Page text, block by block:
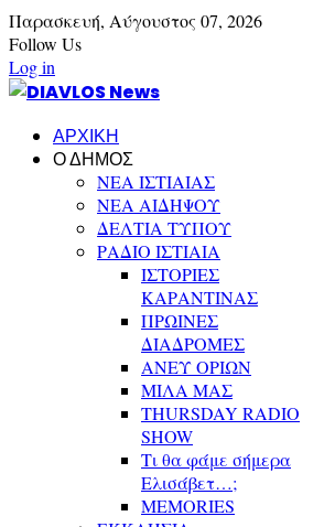
Παρασκευή, Αύγουστος 07, 2026
Follow Us
Log in
ΑΡΧΙΚΗ
Ο ΔΗΜΟΣ
ΝΕΑ ΙΣΤΙΑΙΑΣ
ΝΕΑ ΑΙΔΗΨΟΥ
ΔΕΛΤΙΑ ΤΥΠΟΥ
ΡΑΔΙΟ ΙΣΤΙΑΙΑ
ΙΣΤΟΡΙΕΣ
ΚΑΡΑΝΤΙΝΑΣ
ΠΡΩΙΝΕΣ
ΔΙΑΔΡΟΜΕΣ
ΑΝΕΥ ΟΡΙΩΝ
ΜΙΛΑ ΜΑΣ
THURSDAY RADIO
SHOW
Τι θα φάμε σήμερα
Ελισάβετ…;
MEMORIES